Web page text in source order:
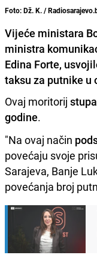
Foto: Dž. K. /
Vijeće ministara
ministra
Edina Forte,
taksu za putnike u
Ovaj moritorij
godine.
"Na ovaj način
povećaju svoje
Sarajeva, Banje
povećanja broj